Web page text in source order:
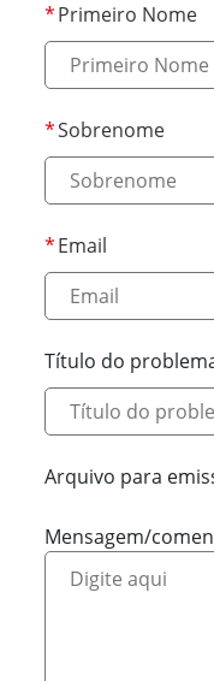
Primeiro Nome
Sobrenome
Email
Título do
Arquivo para
Mensagem/